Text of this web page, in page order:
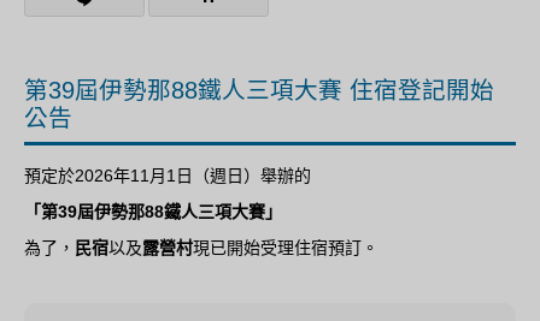
第39屆伊勢那88鐵人三項大賽 住宿登記開始
公告
預定於2026年11月1日（週日）舉辦的
「第39屆伊勢那88鐵人三項大賽」
為了， 民宿以及露營村現已開始受理住宿預訂。